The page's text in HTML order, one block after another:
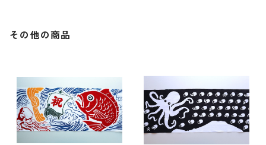
その他の商品